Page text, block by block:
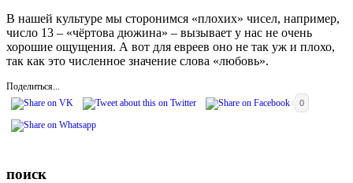
В нашей культуре мы сторонимся «плохих» чисел, например,
число 13 – «чёртова дюжина» – вызывает у нас не очень
хорошие ощущения. А вот для евреев оно не так уж и плохо,
так как это численное значение слова «любовь».
Поделиться...
0
поиск